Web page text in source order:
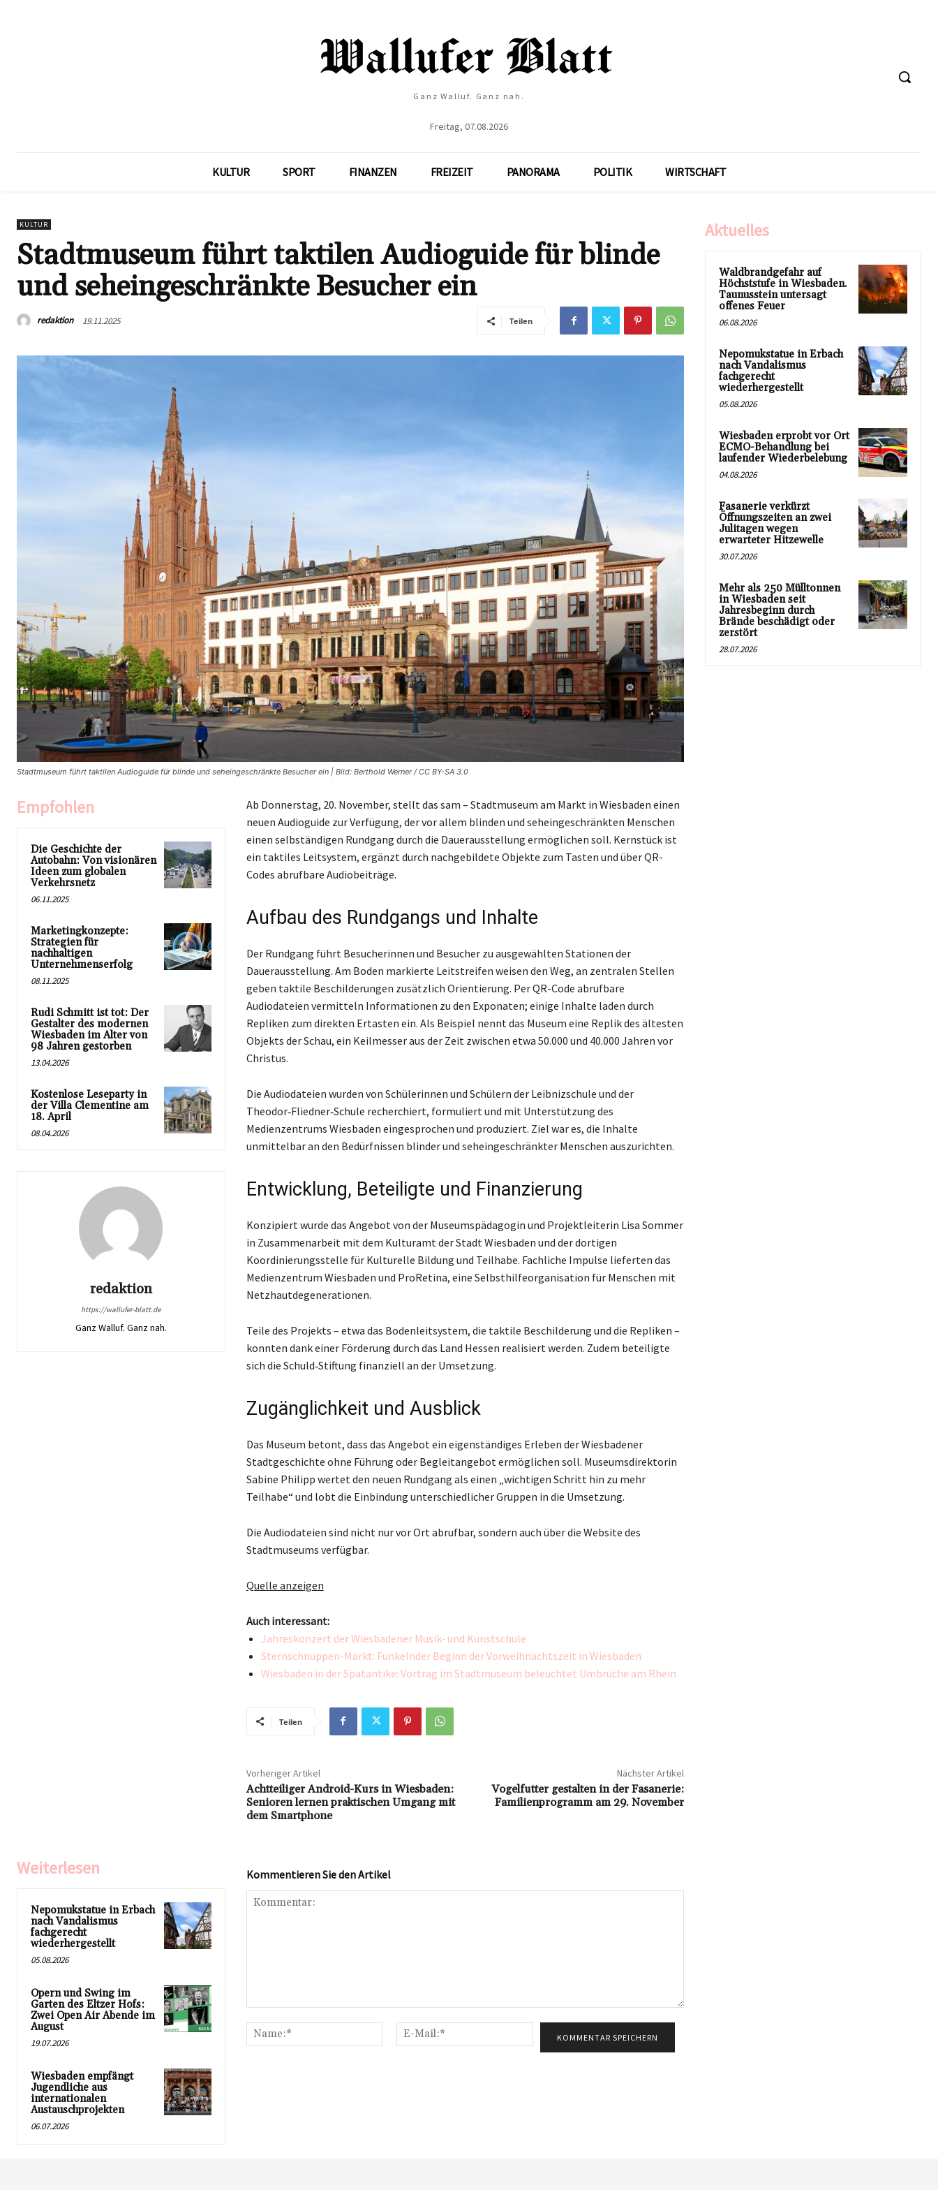
Ganz Walluf. Ganz nah.
Freitag, 07.08.2026
KULTUR SPORT FINANZEN FREIZEIT PANORAMA POLITIK WIRTSCHAFT
KULTUR
Stadtmuseum führt taktilen Audioguide für blinde
und seheingeschränkte Besucher ein
redaktion 19.11.2025 Teilen
Stadtmuseum führt taktilen Audioguide für blinde und seheingeschränkte Besucher ein | Bild: Berthold Werner / CC BY-SA 3.0
Empfohlen
Die Geschichte der
Autobahn: Von visionären
Ideen zum globalen
Verkehrsnetz
06.11.2025
Marketingkonzepte:
Strategien für
nachhaltigen
Unternehmenserfolg
08.11.2025
Rudi Schmitt ist tot: Der
Gestalter des modernen
Wiesbaden im Alter von
98 Jahren gestorben
13.04.2026
Kostenlose Leseparty in
der Villa Clementine am
18. April
08.04.2026
redaktion
https://wallufer-blatt.de
Ganz Walluf. Ganz nah.
Ab Donnerstag, 20. November, stellt das sam – Stadtmuseum am Markt in Wiesbaden einen
neuen Audioguide zur Verfügung, der vor allem blinden und seheingeschränkten Menschen
einen selbständigen Rundgang durch die Dauerausstellung ermöglichen soll. Kernstück ist
ein taktiles Leitsystem, ergänzt durch nachgebildete Objekte zum Tasten und über QR-
Codes abrufbare Audiobeiträge.
Aufbau des Rundgangs und Inhalte
Der Rundgang führt Besucherinnen und Besucher zu ausgewählten Stationen der
Dauerausstellung. Am Boden markierte Leitstreifen weisen den Weg, an zentralen Stellen
geben taktile Beschilderungen zusätzlich Orientierung. Per QR-Code abrufbare
Audiodateien vermitteln Informationen zu den Exponaten; einige Inhalte laden durch
Repliken zum direkten Ertasten ein. Als Beispiel nennt das Museum eine Replik des ältesten
Objekts der Schau, ein Keilmesser aus der Zeit zwischen etwa 50.000 und 40.000 Jahren vor
Christus.
Die Audiodateien wurden von Schülerinnen und Schülern der Leibnizschule und der
Theodor‑Fliedner‑Schule recherchiert, formuliert und mit Unterstützung des
Medienzentrums Wiesbaden eingesprochen und produziert. Ziel war es, die Inhalte
unmittelbar an den Bedürfnissen blinder und seheingeschränkter Menschen auszurichten.
Entwicklung, Beteiligte und Finanzierung
Konzipiert wurde das Angebot von der Museumspädagogin und Projektleiterin Lisa Sommer
in Zusammenarbeit mit dem Kulturamt der Stadt Wiesbaden und der dortigen
Koordinierungsstelle für Kulturelle Bildung und Teilhabe. Fachliche Impulse lieferten das
Medienzentrum Wiesbaden und ProRetina, eine Selbsthilfeorganisation für Menschen mit
Netzhautdegenerationen.
Teile des Projekts – etwa das Bodenleitsystem, die taktile Beschilderung und die Repliken –
konnten dank einer Förderung durch das Land Hessen realisiert werden. Zudem beteiligte
sich die Schuld‑Stiftung finanziell an der Umsetzung.
Zugänglichkeit und Ausblick
Das Museum betont, dass das Angebot ein eigenständiges Erleben der Wiesbadener
Stadtgeschichte ohne Führung oder Begleitangebot ermöglichen soll. Museumsdirektorin
Sabine Philipp wertet den neuen Rundgang als einen „wichtigen Schritt hin zu mehr
Teilhabe“ und lobt die Einbindung unterschiedlicher Gruppen in die Umsetzung.
Die Audiodateien sind nicht nur vor Ort abrufbar, sondern auch über die Website des
Stadtmuseums verfügbar.
Quelle anzeigen
Auch interessant:
Jahreskonzert der Wiesbadener Musik- und Kunstschule
Sternschnuppen-Markt: Funkelnder Beginn der Vorweihnachtszeit in Wiesbaden
Wiesbaden in der Spätantike: Vortrag im Stadtmuseum beleuchtet Umbrüche am Rhein
Teilen
Vorheriger Artikel
Achtteiliger Android-Kurs in Wiesbaden:
Senioren lernen praktischen Umgang mit
dem Smartphone
Nächster Artikel
Vogelfutter gestalten in der Fasanerie:
Familienprogramm am 29. November
Weiterlesen
Nepomukstatue in Erbach
nach Vandalismus
fachgerecht
wiederhergestellt
05.08.2026
Opern und Swing im
Garten des Eltzer Hofs:
Zwei Open Air Abende im
August
19.07.2026
Wiesbaden empfängt
Jugendliche aus
internationalen
Austauschprojekten
06.07.2026
Kommentieren Sie den Artikel
Name:*
Mail:*
Aktuelles
Waldbrandgefahr auf
Höchststufe in Wiesbaden.
Taunusstein untersagt
offenes Feuer
06.08.2026
Nepomukstatue in Erbach
nach Vandalismus
fachgerecht
wiederhergestellt
05.08.2026
Wiesbaden erprobt vor Ort
ECMO-Behandlung bei
laufender Wiederbelebung
04.08.2026
Fasanerie verkürzt
Öffnungszeiten an zwei
Julitagen wegen
erwarteter Hitzewelle
30.07.2026
Mehr als 250 Mülltonnen
in Wiesbaden seit
Jahresbeginn durch
Brände beschädigt oder
zerstört
28.07.2026